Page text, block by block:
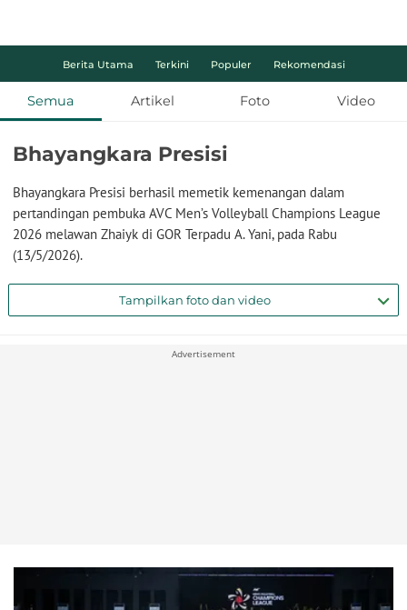
Berita Utama Terkini Populer Rekomendasi
Semua Artikel Foto Video
Bhayangkara Presisi
Bhayangkara Presisi berhasil memetik kemenangan dalam
pertandingan pembuka AVC Men’s Volleyball Champions League
2026 melawan Zhaiyk di GOR Terpadu A. Yani, pada Rabu
(13/5/2026).
Tampilkan foto dan video
Advertisement